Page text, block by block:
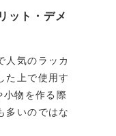
ット・デメ
人気のラッカ
た上で使用す
物を作る際
多いのではな